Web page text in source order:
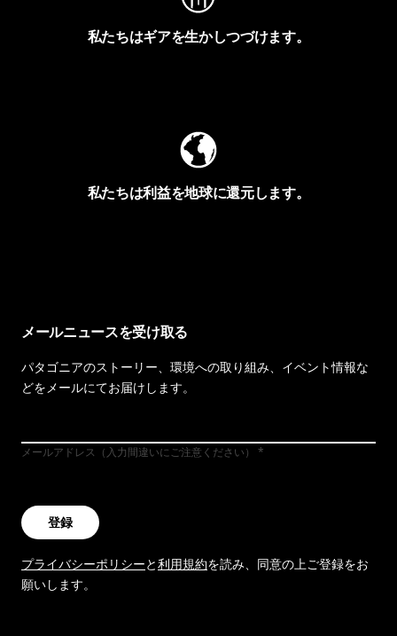
私たちはギアを生かしつづけます。
私たちは利益を地球に還元します。
メールニュースを受け取る
パタゴニアのストーリー、環境への取り組み、イベント情報な
どをメールにてお届けします。
メールアドレス（入力間違いにご注意ください）
登録
プライバシーポリシーと利用規約を読み、同意の上ご登録をお
願いします。